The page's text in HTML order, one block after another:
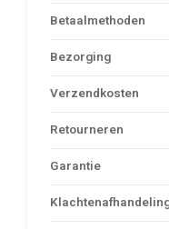
Betaalmethoden
Bezorging
Verzendkosten
Retourneren
Garantie